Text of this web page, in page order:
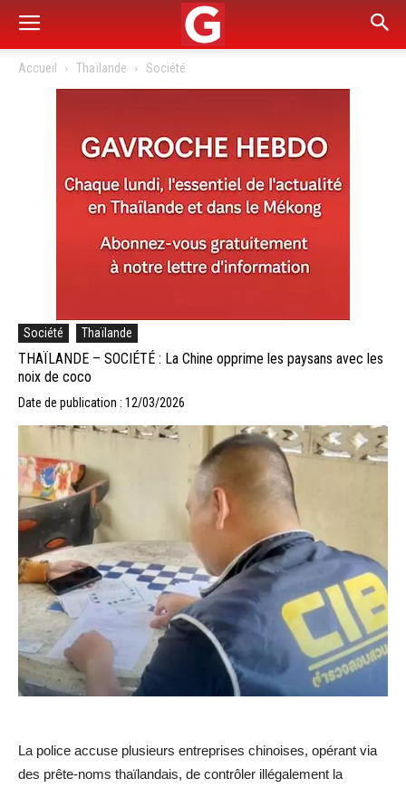
Accueil Thaïlande Société
Société Thaïlande
THAÏLANDE – SOCIÉTÉ : La Chine opprime les paysans avec les
noix de coco
Date de publication : 12/03/2026
La police accuse plusieurs entreprises chinoises, opérant via
des prête-noms thaïlandais, de contrôler illégalement la